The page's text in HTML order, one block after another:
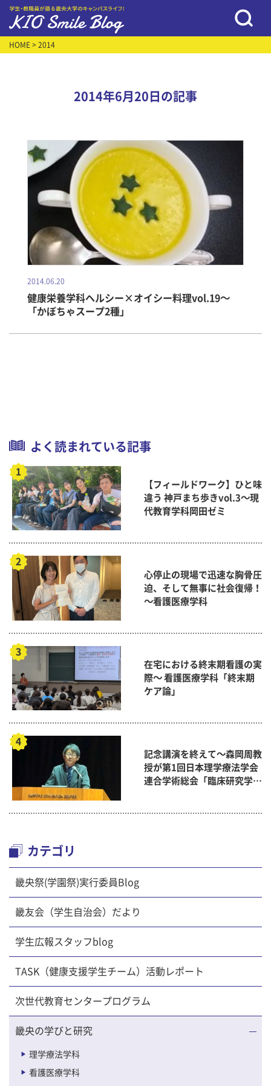
HOME > 2014
2014年6月20日の記事
2014.06.20
健康栄養学科ヘルシー×オイシー料理vol.19～
「かぼちゃスープ2種」
よく読まれている記事
【フィールドワーク】ひと味
違う 神戸まち歩きvol.3～現
代教育学科岡田ゼミ
心停止の現場で迅速な胸骨圧
迫、そして無事に社会復帰！
～看護医療学科
在宅における終末期看護の実
際～ 看護医療学科「終末期
ケア論」
記念講演を終えて～森岡周教
授が第1回日本理学療法学会
連合学術総会「臨床研究学術
カテゴリ
畿央祭(学園祭)実行委員Blog
畿友会（学生自治会）だより
学生広報スタッフblog
TASK（健康支援学生チーム）活動レポート
次世代教育センタープログラム
畿央の学びと研究
理学療法学科
看護医療学科